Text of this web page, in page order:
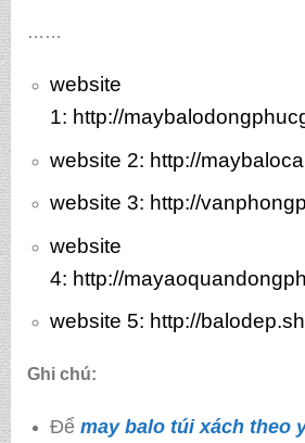
……
website
1: http://
website 2: http://
website 3: http://
website
4: http://
website 5: http://
Ghi chú:
Để may balo túi xách theo